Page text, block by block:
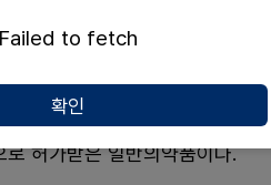
사려과다에 효능효과가 있는
허가받은 일반의약품이다.
Failed to fetch
확인